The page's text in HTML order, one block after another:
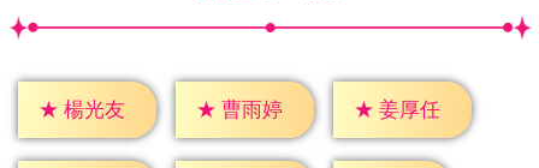
★ 楊光友 ★ 曹雨婷 ★ 姜厚任